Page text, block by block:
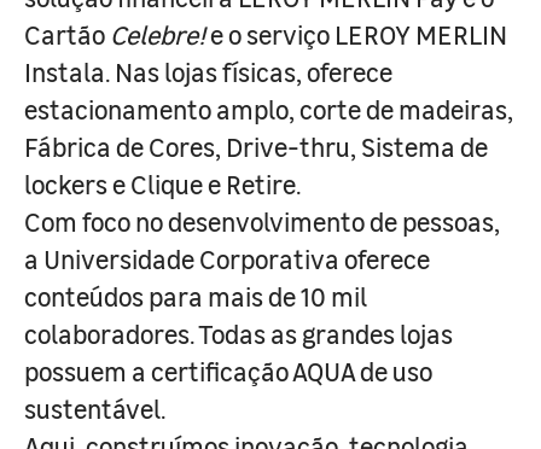
Cartão Celebre!e o serviço LEROY MERLIN
Instala. Nas lojas físicas, oferece
estacionamento amplo, corte de madeiras,
Fábrica de Cores, Drive-thru, Sistema de
lockers e Clique e Retire.
Com foco no desenvolvimento de pessoas,
a Universidade Corporativa oferece
conteúdos para mais de 10 mil
colaboradores. Todas as grandes lojas
possuem a certificação AQUA de uso
sustentável.